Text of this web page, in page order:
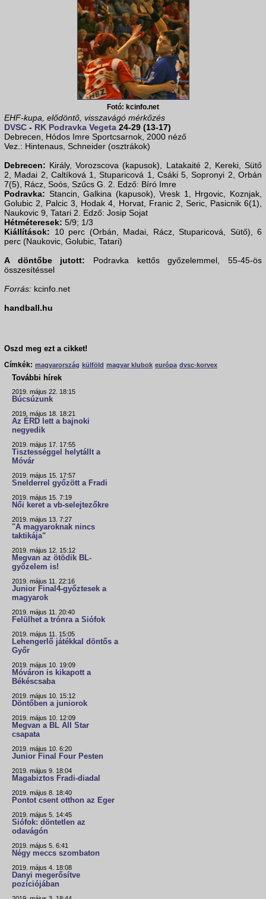
Fotó: kcinfo.net
EHF-kupa, elődöntő, visszavágó mérkőzés
DVSC - RK Podravka Vegeta 24-29 (13-17)
Debrecen, Hódos Imre Sportcsarnok, 2000 néző
Vez.: Hintenaus, Schneider (osztrákok)
Debrecen: Király, Vorozscova (kapusok), Latakaité 2, Kereki, Sütő
2, Madai 2, Caltíková 1, Stuparicová 1, Csáki 5, Sopronyi 2, Orbán
7(5), Rácz, Soós, Szűcs G. 2. Edző: Bíró Imre
Podravka: Stancin, Galkina (kapusok), Vresk 1, Hrgovic, Koznjak,
Golubic 2, Palcic 3, Hodak 4, Horvat, Franic 2, Seric, Pasicnik 6(1),
Naukovic 9, Tatari 2. Edző: Josip Sojat
Hétméteresek: 5/9; 1/3
Kiállítások: 10 perc (Orbán, Madai, Rácz, Stuparicová, Sütő), 6
perc (Naukovic, Golubic, Tatari)
A döntőbe jutott: Podravka kettős győzelemmel, 55-45-ös
összesítéssel
Forrás: kcinfo.net
handball.hu
Oszd meg ezt a cikket!
Címkék: magyarország külföld magyar klubok európa dvsc-korvex
További hírek
2019. május 22. 18:15
Búcsúzunk
2019. május 18. 18:21
Az ÉRD lett a bajnoki
negyedik
2019. május 17. 17:55
Tisztességgel helytállt a
Móvár
2019. május 15. 17:57
Snelderrel győzött a Fradi
2019. május 15. 7:19
Női keret a vb-selejtezőkre
2019. május 13. 7:27
"A magyaroknak nincs
taktikája"
2019. május 12. 15:12
Megvan az ötödik BL-
győzelem is!
2019. május 11. 22:16
Junior Final4-győztesek a
magyarok
2019. május 11. 20:40
Felülhet a trónra a Siófok
2019. május 11. 15:05
Lehengerlő játékkal döntős a
Győr
2019. május 10. 19:09
Móváron is kikapott a
Békéscsaba
2019. május 10. 15:12
Döntőben a juniorok
2019. május 10. 12:09
Megvan a BL All Star
csapata
2019. május 10. 6:20
Junior Final Four Pesten
2019. május 9. 18:04
Magabiztos Fradi-diadal
2019. május 8. 18:40
Pontot csent otthon az Eger
2019. május 5. 14:45
Siófok: döntetlen az
odavágón
2019. május 5. 6:41
Négy meccs szombaton
2019. május 4. 18:08
Danyi megerősítve
pozíciójában